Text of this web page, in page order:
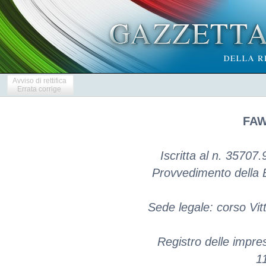
Avviso di rettifica
Errata corrige
Iscritta al n.
Provvedimento della
Sede legale: corso
Registro delle